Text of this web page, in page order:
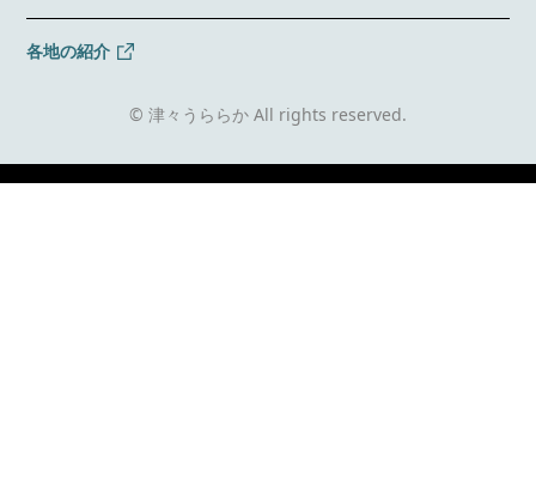
各地の紹介
© 津々うららか All rights reserved.